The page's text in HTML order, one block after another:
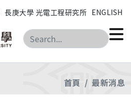
長庚大學 光電工程研究所 ENGLISH
搜尋
首頁 最新消息